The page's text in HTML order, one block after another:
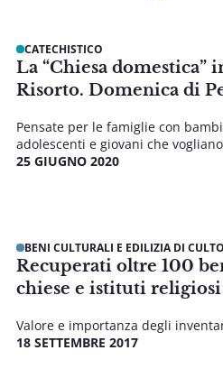
CATECHISTICO
La “Chiesa
Risorto. Domenica di
Pensate per le famiglie con
adolescenti e giovani che
a meditare il Vangelo, anche
25 GIUGNO 2020
BENI CULTURALI E EDILIZIA DI CULTO
Recuperati oltre 100
chiese e istituti religiosi
Valore e importanza degli
18 SETTEMBRE 2017